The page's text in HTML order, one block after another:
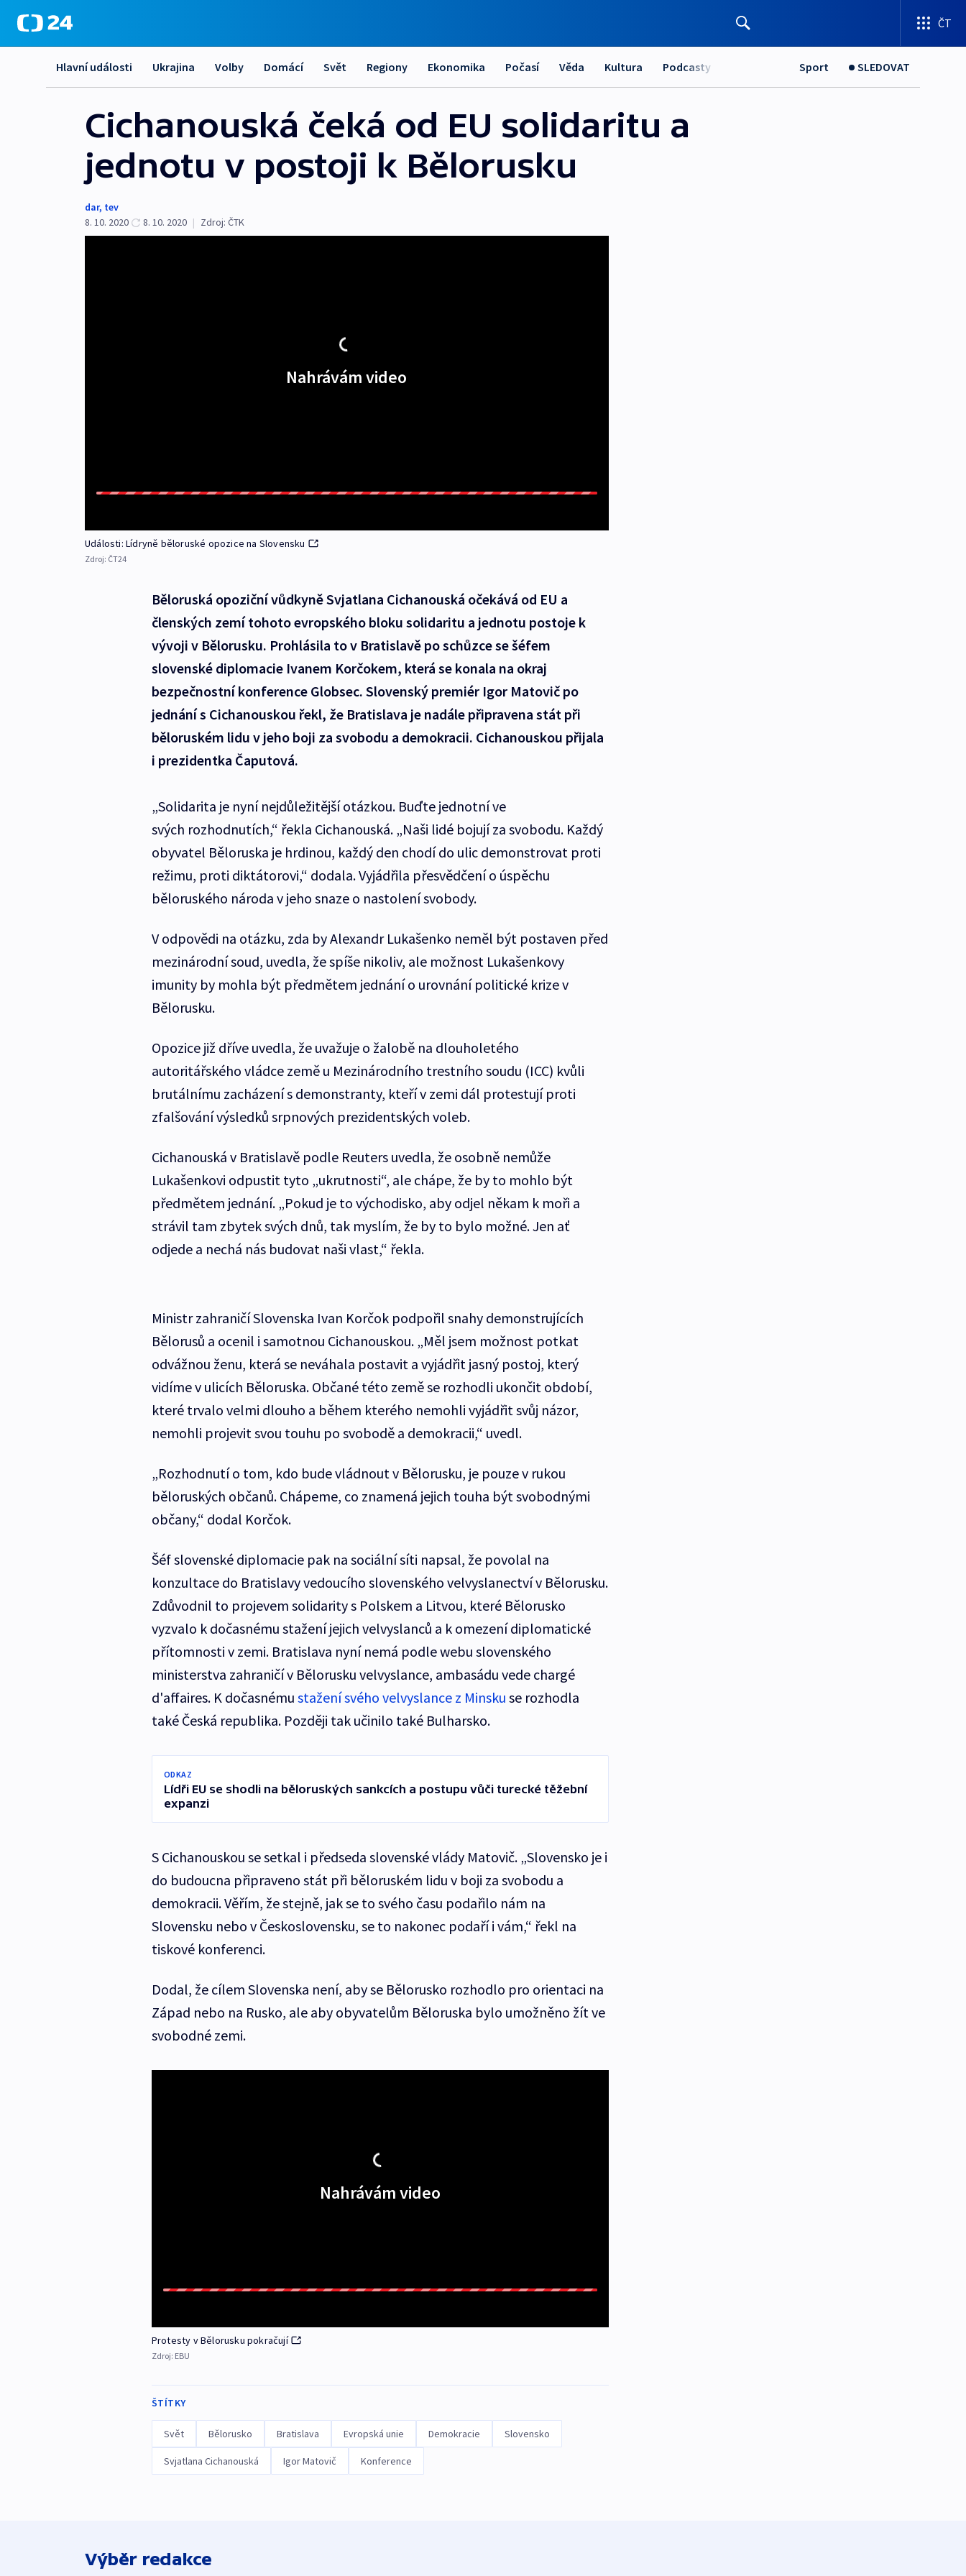
ČT
Hlavní události Ukrajina Volby Domácí Svět Regiony Ekonomika Počasí Věda Kultura Podcasty Sport SLEDOVAT
Cichanouská čeká od EU solidaritu a
jednotu v postoji k Bělorusku
dar, tev
8. 10. 2020
8. 10. 2020 | Zdroj: ČTK
Nahrávám video
Události: Lídryně běloruské opozice na Slovensku
Zdroj: ČT24
Běloruská opoziční vůdkyně Svjatlana Cichanouská očekává od EU a
členských zemí tohoto evropského bloku solidaritu a jednotu postoje k
vývoji v Bělorusku. Prohlásila to v Bratislavě po schůzce se šéfem
slovenské diplomacie Ivanem Korčokem, která se konala na okraj
bezpečnostní konference Globsec. Slovenský premiér Igor Matovič po
jednání s Cichanouskou řekl, že Bratislava je nadále připravena stát při
běloruském lidu v jeho boji za svobodu a demokracii. Cichanouskou přijala
i prezidentka Čaputová.
„Solidarita je nyní nejdůležitější otázkou. Buďte jednotní ve
svých rozhodnutích,“ řekla Cichanouská. „Naši lidé bojují za svobodu. Každý
obyvatel Běloruska je hrdinou, každý den chodí do ulic demonstrovat proti
režimu, proti diktátorovi,“ dodala. Vyjádřila přesvědčení o úspěchu
běloruského národa v jeho snaze o nastolení svobody.
V odpovědi na otázku, zda by Alexandr Lukašenko neměl být postaven před
mezinárodní soud, uvedla, že spíše nikoliv, ale možnost Lukašenkovy
imunity by mohla být předmětem jednání o urovnání politické krize v
Bělorusku.
Opozice již dříve uvedla, že uvažuje o žalobě na dlouholetého
autoritářského vládce země u Mezinárodního trestního soudu (ICC) kvůli
brutálnímu zacházení s demonstranty, kteří v zemi dál protestují proti
zfalšování výsledků srpnových prezidentských voleb.
Cichanouská v Bratislavě podle Reuters uvedla, že osobně nemůže
Lukašenkovi odpustit tyto „ukrutnosti“, ale chápe, že by to mohlo být
předmětem jednání. „Pokud je to východisko, aby odjel někam k moři a
strávil tam zbytek svých dnů, tak myslím, že by to bylo možné. Jen ať
odjede a nechá nás budovat naši vlast,“ řekla.
Ministr zahraničí Slovenska Ivan Korčok podpořil snahy demonstrujících
Bělorusů a ocenil i samotnou Cichanouskou. „Měl jsem možnost potkat
odvážnou ženu, která se neváhala postavit a vyjádřit jasný postoj, který
vidíme v ulicích Běloruska. Občané této země se rozhodli ukončit období,
které trvalo velmi dlouho a během kterého nemohli vyjádřit svůj názor,
nemohli projevit svou touhu po svobodě a demokracii,“ uvedl.
„Rozhodnutí o tom, kdo bude vládnout v Bělorusku, je pouze v rukou
běloruských občanů. Chápeme, co znamená jejich touha být svobodnými
občany,“ dodal Korčok.
Šéf slovenské diplomacie pak na sociální síti napsal, že povolal na
konzultace do Bratislavy vedoucího slovenského velvyslanectví v Bělorusku.
Zdůvodnil to projevem solidarity s Polskem a Litvou, které Bělorusko
vyzvalo k dočasnému stažení jejich velvyslanců a k omezení diplomatické
přítomnosti v zemi. Bratislava nyní nemá podle webu slovenského
ministerstva zahraničí v Bělorusku velvyslance, ambasádu vede chargé
d'affaires. K dočasnému stažení svého velvyslance z Minsku se rozhodla
také Česká republika. Později tak učinilo také Bulharsko.
ODKAZ
Lídři EU se shodli na běloruských sankcích a postupu vůči turecké těžební
expanzi
S Cichanouskou se setkal i předseda slovenské vlády Matovič. „Slovensko je i
do budoucna připraveno stát při běloruském lidu v boji za svobodu a
demokracii. Věřím, že stejně, jak se to svého času podařilo nám na
Slovensku nebo v Československu, se to nakonec podaří i vám,“ řekl na
tiskové konferenci.
Dodal, že cílem Slovenska není, aby se Bělorusko rozhodlo pro orientaci na
Západ nebo na Rusko, ale aby obyvatelům Běloruska bylo umožněno žít ve
svobodné zemi.
Nahrávám video
Protesty v Bělorusku pokračují
Zdroj: EBU
ŠTÍTKY
Svět Bělorusko Bratislava Evropská unie Demokracie Slovensko
Svjatlana Cichanouská Igor Matovič Konference
Výběr redakce